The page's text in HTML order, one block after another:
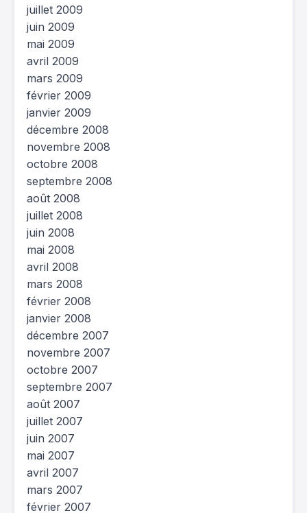
juillet 2009
juin 2009
mai 2009
avril 2009
mars 2009
février 2009
janvier 2009
décembre 2008
novembre 2008
octobre 2008
septembre 2008
août 2008
juillet 2008
juin 2008
mai 2008
avril 2008
mars 2008
février 2008
janvier 2008
décembre 2007
novembre 2007
octobre 2007
septembre 2007
août 2007
juillet 2007
juin 2007
mai 2007
avril 2007
mars 2007
février 2007